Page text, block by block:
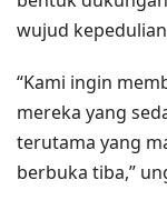
wujud
“Kami ingin
mereka yang
terutama yang
berbuka tiba,”